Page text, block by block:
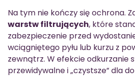
Na tym nie kończy się ochrona.
warstw filtrujących, które
zabezpieczenie przed
wciągniętego pyłu lub kurzu z
zewnątrz. W efekcie odkurzanie
przewidywalne i „czystsze” dla